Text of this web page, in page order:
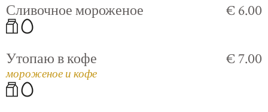
Сливочное мороженое € 6.00
Утопаю в кофе
мороженое и кофе
€ 7.00